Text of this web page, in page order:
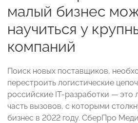
малый бизнес
научиться у
компаний
Поиск новых поставщиков,
перестроить логистические
российские IT-разработки — это
часть вызовов, с которыми
бизнес в 2022 году. СберПро